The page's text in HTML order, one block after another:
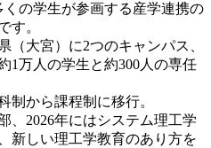
くの学生が参画する産学連携の
す。
（大宮）に2つのキャンパス、
1万人の学生と約300人の専任
制から課程制に移行。
、2026年にはシステム理工学
新しい理工学教育のあり方を